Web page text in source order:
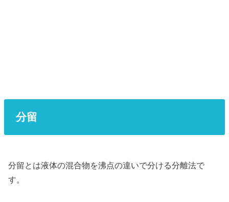
分留
分留とは液体の混合物を沸点の違いで分ける分離法で
す。